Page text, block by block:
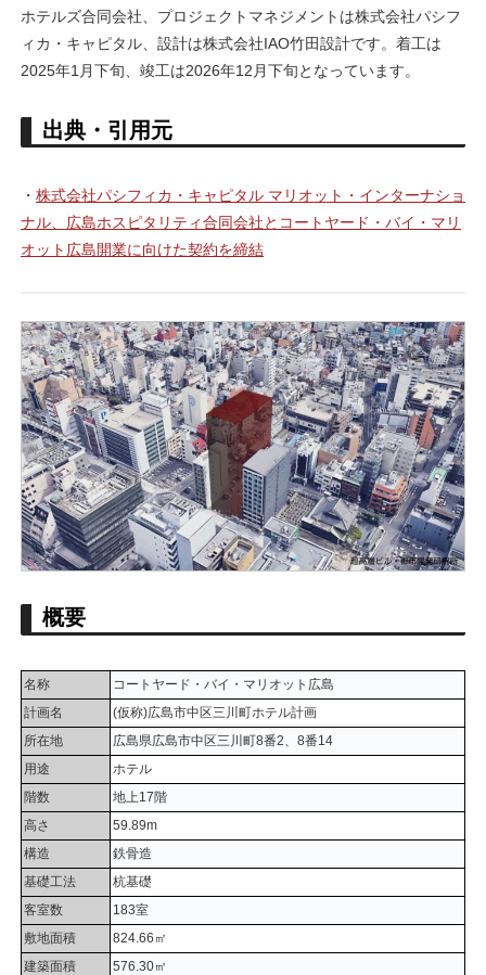
ホテルズ合同会社、プロジェクトマネジメントは株式会社パシフ
ィカ・キャピタル、設計は株式会社IAO竹田設計です。着工は
2025年1月下旬、竣工は2026年12月下旬となっています。
出典・引用元
・ 株式会社パシフィカ・キャピタル マリオット・インターナショ
ナル、広島ホスピタリティ合同会社とコートヤード・バイ・マリ
オット広島開業に向けた契約を締結
概要
名称
コートヤード・バイ・マリオット広島
計画名
(仮称)広島市中区三川町ホテル計画
所在地
広島県広島市中区三川町8番2、8番14
用途
ホテル
階数
地上17階
高さ
59.89m
構造
鉄骨造
基礎工法
杭基礎
客室数
183室
敷地面積
824.66㎡
建築面積
576.30㎡